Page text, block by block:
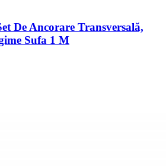
De Ancorare Transversală,
Sufa 1 M